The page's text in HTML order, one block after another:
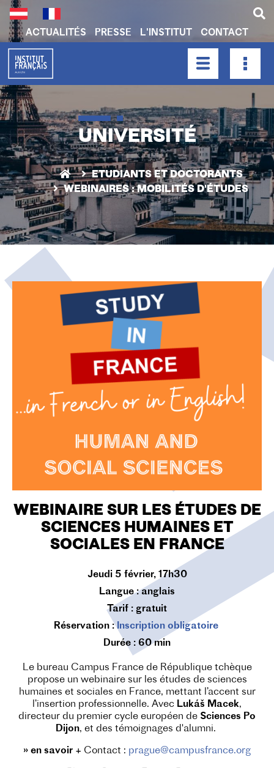
Aller
au
contenu
principal
H
A
D
E
R
N
A
V
I
A
O
ACTUALITÉS PRESSE L'INSTITUT CONTACT
UNIVERSITÉ
ETUDIANTS ET DOCTORANTS
WEBINAIRES : MOBILITÉS D'ÉTUDES
WEBINAIRE SUR LES ÉTUDES DE
SCIENCES HUMAINES ET
SOCIALES EN FRANCE
Jeudi 5 février, 17h30
Langue :anglais
Tarif : gratuit
Réservation : Inscription obligatoire
Durée : 60 min
Le bureau Campus France de République tchèque
propose un webinaire sur les études de sciences
humaines et sociales en France, mettant l’accent sur
l’insertion professionnelle. Avec Lukáš Macek,
directeur du premier cycle européen de Sciences Po
Dijon, et des témoignages d'alumni.
» en savoir + Contact : prague@campusfrance.org